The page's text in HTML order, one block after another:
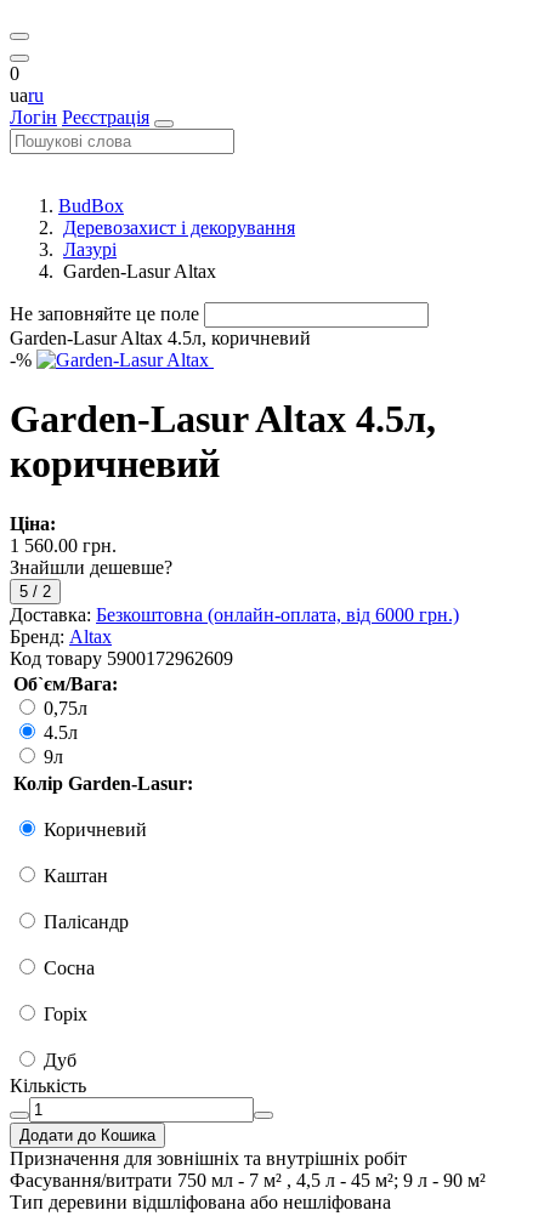
0
uaru
Логін Реєстрація
BudBox
Деревозахист і декорування
Лазурі
Garden-Lasur Altax
Не заповняйте це поле
Garden-Lasur Altax 4.5л, коричневий
-%
Garden-Lasur Altax 4.5л,
коричневий
Ціна:
1 560.00 грн.
Знайшли дешевше?
5 / 2
Доставка: Безкоштовна (онлайн-оплата, від 6000 грн.)
Бренд: Altax
Код товару 5900172962609
Об`єм/Вага:
0,75л
4.5л
9л
Колір Garden-Lasur:
Коричневий
Каштан
Палісандр
Сосна
Горіх
Дуб
Кількість
Додати до Кошика
Призначення для зовнішніх та внутрішніх робіт
Фасування/витрати 750 мл - 7 м² , 4,5 л - 45 м²; 9 л - 90 м²
Тип деревини відшліфована або нешліфована